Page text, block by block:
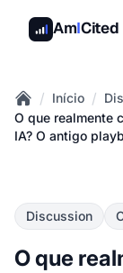
AmICited
Home
/ Início /
O que realmente
IA? O antigo
Discussion
O que